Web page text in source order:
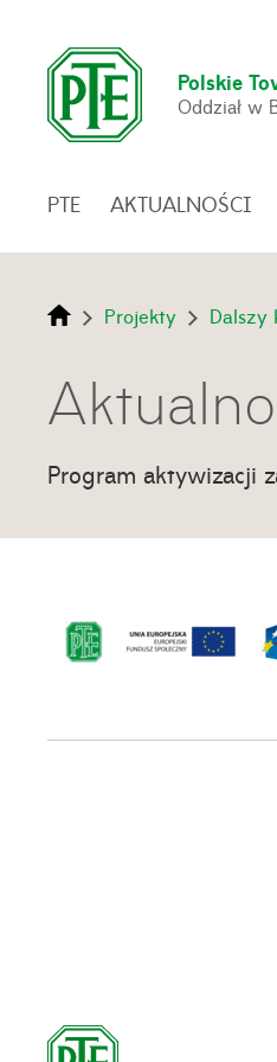
Polskie
Oddział w
PTE AKTUALNOŚCI
Projekty Dalszy
Program aktywizacji